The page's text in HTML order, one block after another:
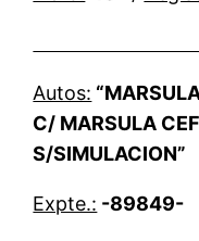
Autos:
C/ MARSULA
S/SIMULACION”
Expte.: -89849-